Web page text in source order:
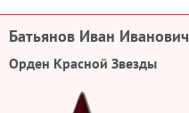
Батьянов Иван Иванович
Орден Красной Звезды